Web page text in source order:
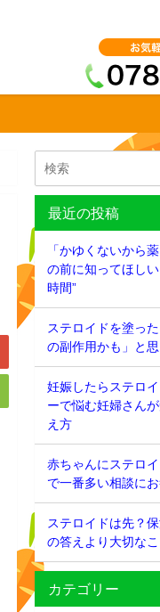
最近の投稿
「かゆくないから
の前に知ってほし
時間”
ステロイドを塗っ
の副作用かも」と
妊娠したらステロ
ーで悩む妊婦さん
え方
赤ちゃんにステロ
で一番多い相談に
ステロイドは先？
の答えより大切なこ
カテゴリー